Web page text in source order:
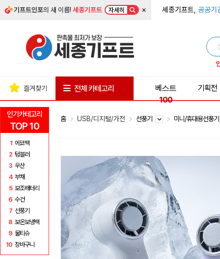
기프트인포의 새 이름!세종기프트 자세히 × 세종기프트, 공공기
인기카테고리
TOP 10
1 에코백
2 텀블러
3 우산
4 부채
5 보조배터리
6 수건
7 선풍기
8 보온보냉백
9 물티슈
10 장바구니
즐겨찾기 전체 카테고리
베스트
100
기획전
홈 USB/디지털/가전 선풍기 미니/휴대용선풍